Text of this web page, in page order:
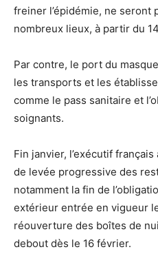
freiner l’épidémie, ne seront
nombreux lieux, à partir du
Par contre, le port du
les transports et les
comme le pass sanitaire et
soignants.
Fin janvier, l’exécutif
de levée progressive des
notamment la fin de
extérieur entrée en vigueur
réouverture des boîtes de
debout dès le 16 février.